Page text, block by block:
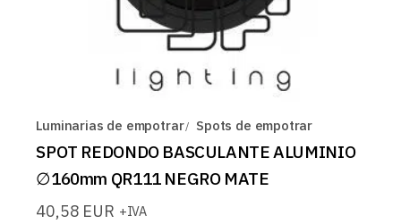
Luminarias de empotrar Spots de empotrar
SPOT REDONDO BASCULANTE ALUMINIO
∅160mm QR111 NEGRO MATE
40,58 EUR +IVA